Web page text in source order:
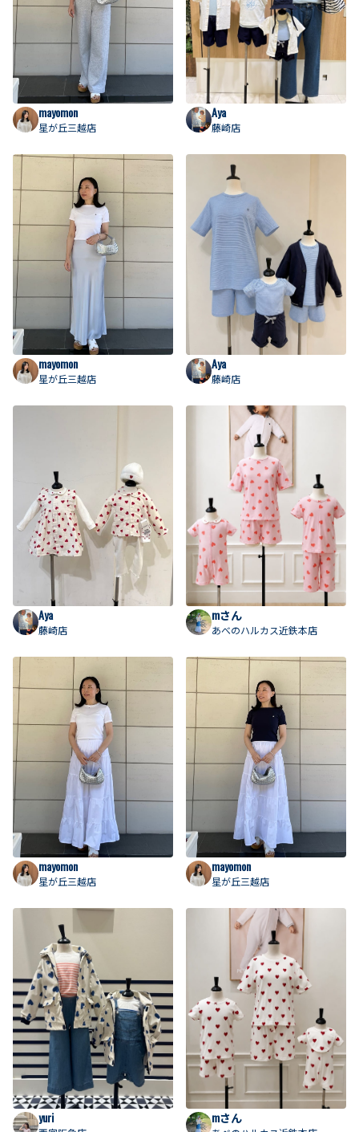
mayomon
星が丘三越店
Aya
藤崎店
mayomon
星が丘三越店
Aya
藤崎店
Aya
藤崎店
mさん
あべのハルカス近鉄本店
mayomon
星が丘三越店
mayomon
星が丘三越店
yuri mさん